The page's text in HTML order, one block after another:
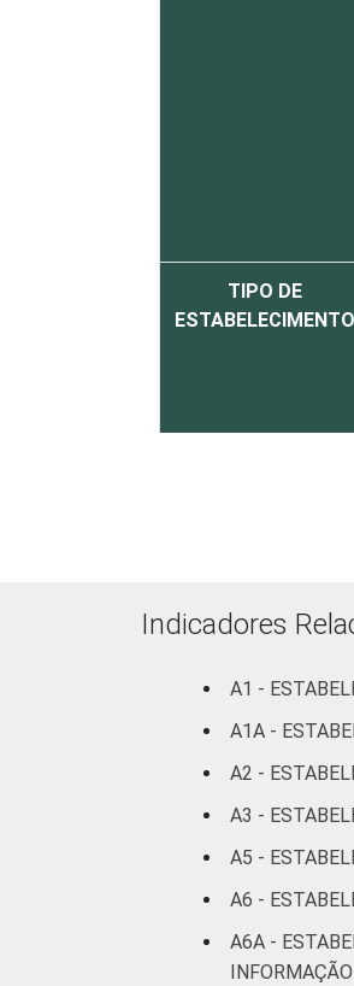
TIPO DE
ESTABELECIMENTO
LOCALIZAÇÃO
Fonte: CGI.br/
Tecnologias de
Indicadores
A1 -
A1A -
A2 -
A3 -
A5 -
A6 -
A6A -
INFORMAÇÃO